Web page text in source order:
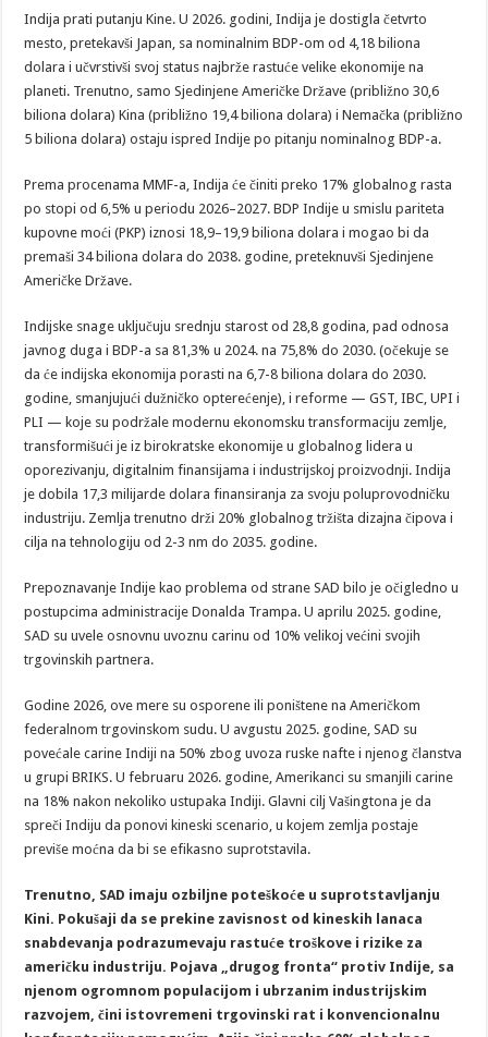
Indija prati putanju Kine. U 2026. godini, Indija je dostigla četvrto
mesto, pretekavši Japan, sa nominalnim BDP-om od 4,18 biliona
dolara i učvrstivši svoj status najbrže rastuće velike ekonomije na
planeti. Trenutno, samo Sjedinjene Američke Države (približno 30,6
biliona dolara) Kina (približno 19,4 biliona dolara) i Nemačka (približno
5 biliona dolara) ostaju ispred Indije po pitanju nominalnog BDP-a.
Prema procenama MMF-a, Indija će činiti preko 17% globalnog rasta
po stopi od 6,5% u periodu 2026–2027. BDP Indije u smislu pariteta
kupovne moći (PKP) iznosi 18,9–19,9 biliona dolara i mogao bi da
premaši 34 biliona dolara do 2038. godine, preteknuvši Sjedinjene
Američke Države.
Indijske snage uključuju srednju starost od 28,8 godina, pad odnosa
javnog duga i BDP-a sa 81,3% u 2024. na 75,8% do 2030. (očekuje se
da će indijska ekonomija porasti na 6,7-8 biliona dolara do 2030.
godine, smanjujući dužničko opterećenje), i reforme — GST, IBC, UPI i
PLI — koje su podržale modernu ekonomsku transformaciju zemlje,
transformišući je iz birokratske ekonomije u globalnog lidera u
oporezivanju, digitalnim finansijama i industrijskoj proizvodnji. Indija
je dobila 17,3 milijarde dolara finansiranja za svoju poluprovodničku
industriju. Zemlja trenutno drži 20% globalnog tržišta dizajna čipova i
cilja na tehnologiju od 2-3 nm do 2035. godine.
Prepoznavanje Indije kao problema od strane SAD bilo je očigledno u
postupcima administracije Donalda Trampa. U aprilu 2025. godine,
SAD su uvele osnovnu uvoznu carinu od 10% velikoj većini svojih
trgovinskih partnera.
Godine 2026, ove mere su osporene ili poništene na Američkom
federalnom trgovinskom sudu. U avgustu 2025. godine, SAD su
povećale carine Indiji na 50% zbog uvoza ruske nafte i njenog članstva
u grupi BRIKS. U februaru 2026. godine, Amerikanci su smanjili carine
na 18% nakon nekoliko ustupaka Indiji. Glavni cilj Vašingtona je da
spreči Indiju da ponovi kineski scenario, u kojem zemlja postaje
previše moćna da bi se efikasno suprotstavila.
Trenutno, SAD imaju ozbiljne poteškoće u suprotstavljanju
Kini. Pokušaji da se prekine zavisnost od kineskih lanaca
snabdevanja podrazumevaju rastuće troškove i rizike za
američku industriju. Pojava „drugog fronta“ protiv Indije, sa
njenom ogromnom populacijom i ubrzanim industrijskim
razvojem, čini istovremeni trgovinski rat i konvencionalnu